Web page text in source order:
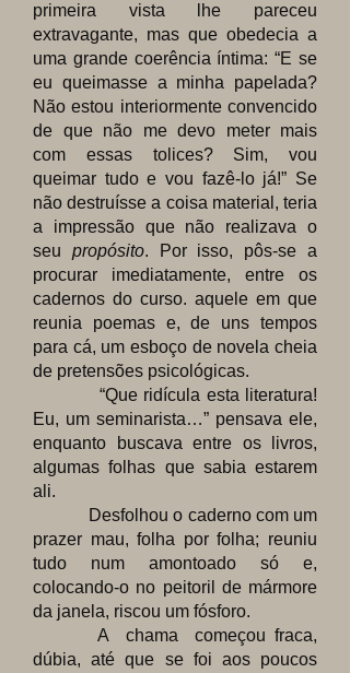
primeira vista lhe pareceu
extravagante, mas que obedecia a
uma grande coerência íntima: “E se
eu queimasse a minha papelada?
Não estou interiormente convencido
de que não me devo meter mais
com essas tolices? Sim, vou
queimar tudo e vou fazê-lo já!” Se
não destruísse a coisa material, teria
a impressão que não realizava o
seu propósito. Por isso, pôs-se a
procurar imediatamente, entre os
cadernos do curso. aquele em que
reunia poemas e, de uns tempos
para cá, um esboço de novela cheia
de pretensões psicológicas.
“Que ridícula esta literatura!
Eu, um seminarista…” pensava ele,
enquanto buscava entre os livros,
algumas folhas que sabia estarem
ali.
Desfolhou o caderno com um
prazer mau, folha por folha; reuniu
tudo num amontoado só e,
colocando-o no peitoril de mármore
da janela, riscou um fósforo.
A chama começou fraca,
dúbia, até que se foi aos poucos